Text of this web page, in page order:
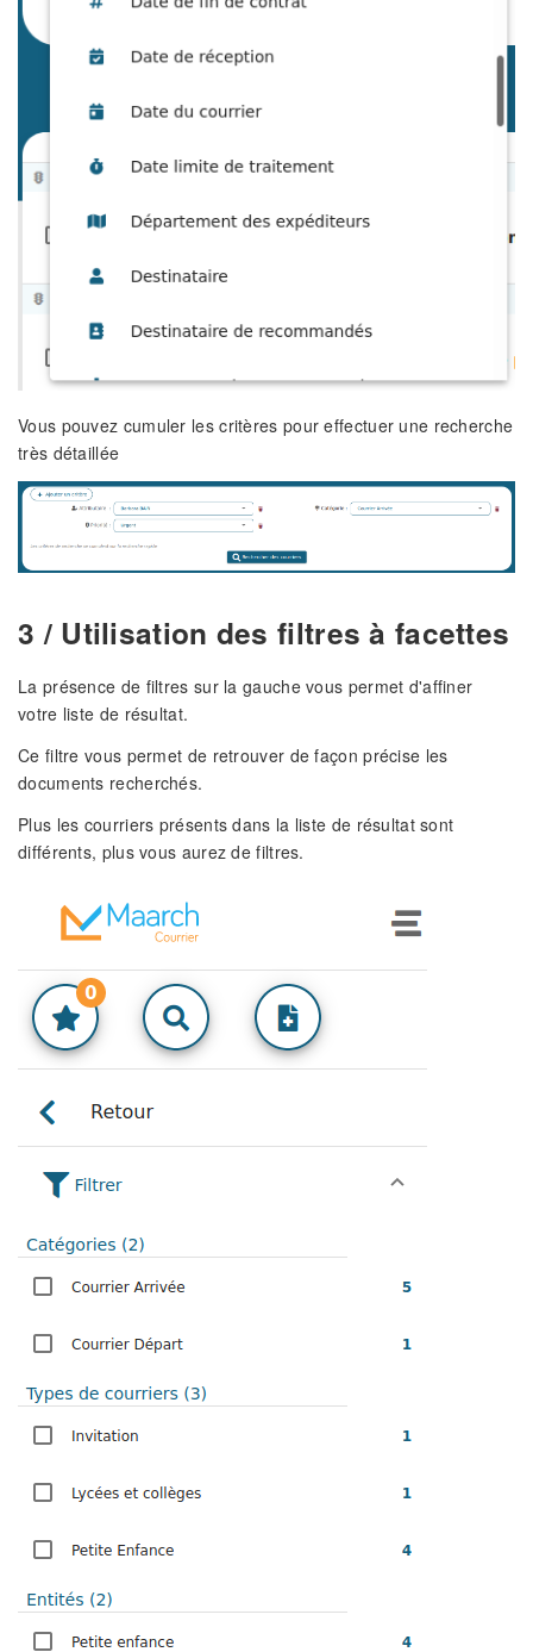
Vous pouvez cumuler les critères pour effectuer une recherche
très détaillée
3 / Utilisation des filtres à facettes
La présence de filtres sur la gauche vous permet d'affiner
votre liste de résultat.
Ce filtre vous permet de retrouver de façon précise les
documents recherchés.
Plus les courriers présents dans la liste de résultat sont
différents, plus vous aurez de filtres.